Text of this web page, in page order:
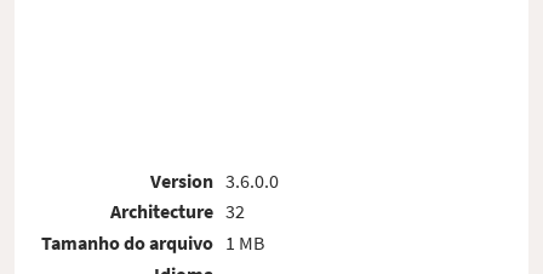
Version
Architecture
Tamanho do arquivo
3.6.0.0
32
1 MB